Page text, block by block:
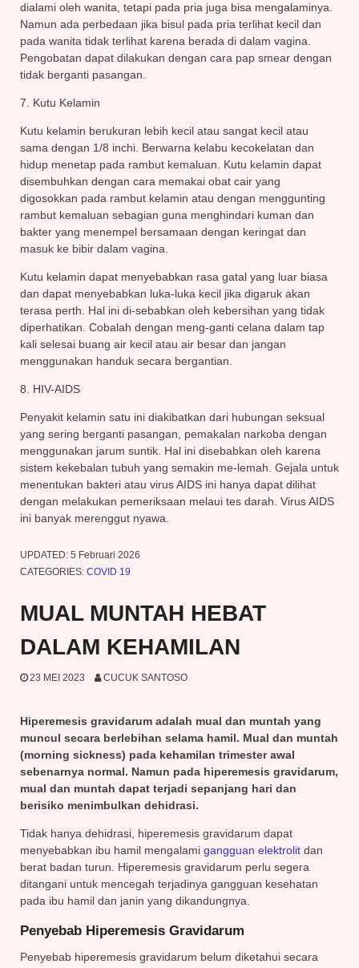
dialami oleh wanita, tetapi pada pria juga bisa mengalaminya.
Namun ada perbedaan jika bisul pada pria terlihat kecil dan
pada wanita tidak terlihat karena berada di dalam vagina.
Pengobatan dapat dilakukan dengan cara pap smear dengan
tidak berganti pasangan.
7. Kutu Kelamin
Kutu kelamin berukuran lebih kecil atau sangat kecil atau
sama dengan 1/8 inchi. Berwarna kelabu kecokelatan dan
hidup menetap pada rambut kemaluan. Kutu kelamin dapat
disembuhkan dengan cara memakai obat cair yang
digosokkan pada rambut kelamin atau dengan menggunting
rambut kemaluan sebagian guna menghindari kuman dan
bakter yang menempel bersamaan dengan keringat dan
masuk ke bibir dalam vagina.
Kutu kelamin dapat menyebabkan rasa gatal yang luar biasa
dan dapat menyebabkan luka-luka kecil jika digaruk akan
terasa perth. Hal ini di-sebabkan oleh kebersihan yang tidak
diperhatikan. Cobalah dengan meng-ganti celana dalam tap
kali selesai buang air kecil atau air besar dan jangan
menggunakan handuk secara bergantian.
8. HIV-AIDS
Penyakit kelamin satu ini diakibatkan dari hubungan seksual
yang sering berganti pasangan, pemakalan narkoba dengan
menggunakan jarum suntik. Hal ini disebabkan oleh karena
sistem kekebalan tubuh yang semakin me-lemah. Gejala untuk
menentukan bakteri atau virus AIDS ini hanya dapat dilihat
dengan melakukan pemeriksaan melaui tes darah. Virus AIDS
ini banyak merenggut nyawa.
UPDATED: 5 Februari 2026
CATEGORIES: COVID 19
MUAL MUNTAH HEBAT
DALAM KEHAMILAN
23 MEI 2023 CUCUK SANTOSO
Hiperemesis gravidarum adalah mual dan muntah yang
muncul secara berlebihan selama hamil. Mual dan muntah
(morning sickness) pada kehamilan trimester awal
sebenarnya normal. Namun pada hiperemesis gravidarum,
mual dan muntah dapat terjadi sepanjang hari dan
berisiko menimbulkan dehidrasi.
Tidak hanya dehidrasi, hiperemesis gravidarum dapat
menyebabkan ibu hamil mengalami gangguan elektrolit dan
berat badan turun. Hiperemesis gravidarum perlu segera
ditangani untuk mencegah terjadinya gangguan kesehatan
pada ibu hamil dan janin yang dikandungnya.
Penyebab Hiperemesis Gravidarum
Penyebab hiperemesis gravidarum belum diketahui secara